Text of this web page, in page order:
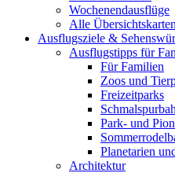
Wochenendausflüge
Alle
Ausflugsziele &
Ausflugstipps für
Für Familien
Zoos und
Freizeitparks
Park- und
Planetarien
Architektur